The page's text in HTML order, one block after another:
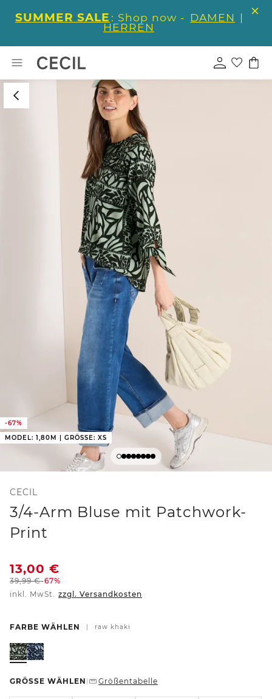
SUMMER SALE : Shop now - DAMEN |
HERREN
-67%
MODEL: 1,80M | GRÖSSE: XS
CECIL
3/4-Arm Bluse mit Patchwork-
Print
13,00 €
39,99€-67%
inkl. MwSt. zzgl. Versandkosten
FARBE WÄHLEN raw khaki
GRÖSSE WÄHLEN Größentabelle